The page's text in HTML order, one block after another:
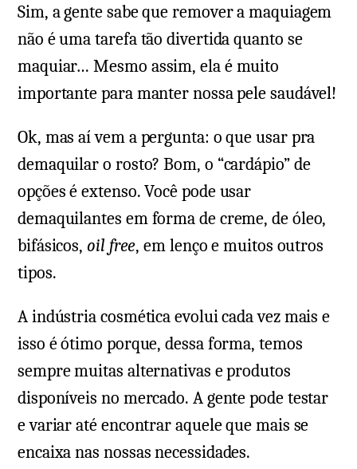
marcas
Sim, a gente sabe que remover a maquiagem
não é uma tarefa tão divertida quanto se
maquiar… Mesmo assim, ela é muito
importante para manter nossa pele saudável!
Ok, mas aí vem a pergunta: o que usar pra
demaquilar o rosto? Bom, o “cardápio” de
opções é extenso. Você pode usar
demaquilantes em forma de creme, de óleo,
bifásicos, oil free, em lenço e muitos outros
tipos.
A indústria cosmética evolui cada vez mais e
isso é ótimo porque, dessa forma, temos
sempre muitas alternativas e produtos
disponíveis no mercado. A gente pode testar
e variar até encontrar aquele que mais se
encaixa nas nossas necessidades.